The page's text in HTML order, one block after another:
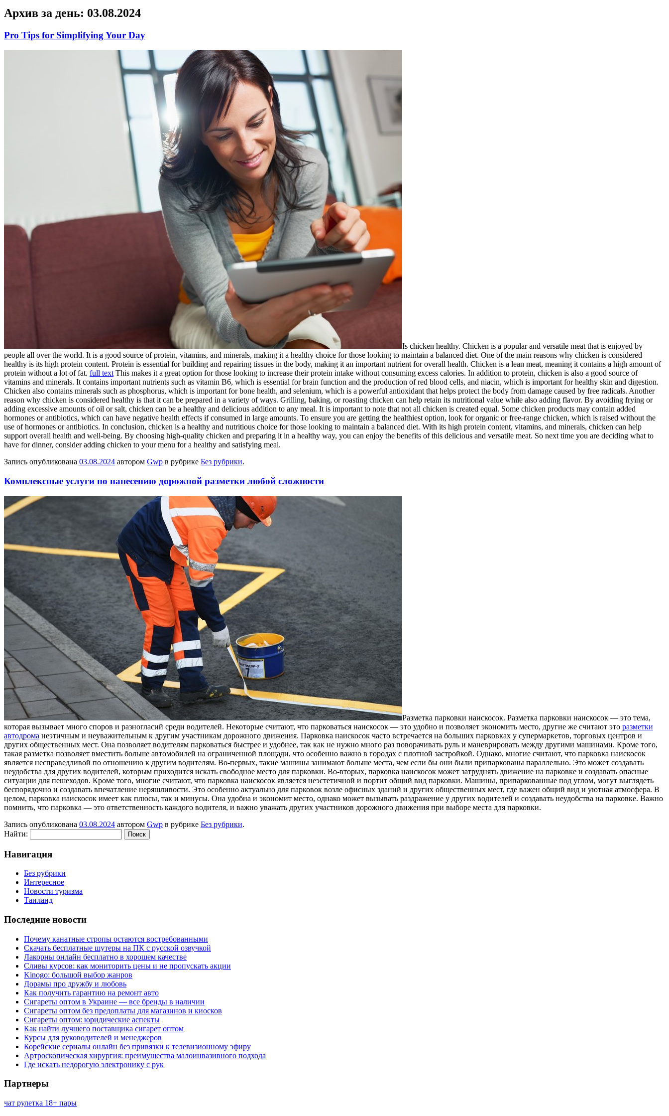
Архив за день: 03.08.2024
Pro Tips for Simplifying Your Day
Is chicken healthy. Chicken is a popular and versatile meat that is enjoyed by
people all over the world. It is a good source of protein, vitamins, and minerals, making it a healthy choice for those looking to maintain a balanced diet. One of the main reasons why chicken is considered
healthy is its high protein content. Protein is essential for building and repairing tissues in the body, making it an important nutrient for overall health. Chicken is a lean meat, meaning it contains a high amount of
protein without a lot of fat. full textThis makes it a great option for those looking to increase their protein intake without consuming excess calories. In addition to protein, chicken is also a good source of
vitamins and minerals. It contains important nutrients such as vitamin B6, which is essential for brain function and the production of red blood cells, and niacin, which is important for healthy skin and digestion.
Chicken also contains minerals such as phosphorus, which is important for bone health, and selenium, which is a powerful antioxidant that helps protect the body from damage caused by free radicals. Another
reason why chicken is considered healthy is that it can be prepared in a variety of ways. Grilling, baking, or roasting chicken can help retain its nutritional value while also adding flavor. By avoiding frying or
adding excessive amounts of oil or salt, chicken can be a healthy and delicious addition to any meal. It is important to note that not all chicken is created equal. Some chicken products may contain added
hormones or antibiotics, which can have negative health effects if consumed in large amounts. To ensure you are getting the healthiest option, look for organic or free-range chicken, which is raised without the
use of hormones or antibiotics. In conclusion, chicken is a healthy and nutritious choice for those looking to maintain a balanced diet. With its high protein content, vitamins, and minerals, chicken can help
support overall health and well-being. By choosing high-quality chicken and preparing it in a healthy way, you can enjoy the benefits of this delicious and versatile meat. So next time you are deciding what to
have for dinner, consider adding chicken to your menu for a healthy and satisfying meal.
Запись опубликована 03.08.2024 автором Gwp в рубрике Без рубрики.
Комплексные услуги по нанесению дорожной разметки любой сложности
Разметка парковки наискосок. Разметка парковки наискосок — это тема,
которая вызывает много споров и разногласий среди водителей. Некоторые считают, что парковаться наискосок — это удобно и позволяет экономить место, другие же считают это разметки
автодрома неэтичным и неуважительным к другим участникам дорожного движения. Парковка наискосок часто встречается на больших парковках у супермаркетов, торговых центров и
других общественных мест. Она позволяет водителям парковаться быстрее и удобнее, так как не нужно много раз поворачивать руль и маневрировать между другими машинами. Кроме того,
такая разметка позволяет вместить больше автомобилей на ограниченной площади, что особенно важно в городах с плотной застройкой. Однако, многие считают, что парковка наискосок
является несправедливой по отношению к другим водителям. Во-первых, такие машины занимают больше места, чем если бы они были припаркованы параллельно. Это может создавать
неудобства для других водителей, которым приходится искать свободное место для парковки. Во-вторых, парковка наискосок может затруднять движение на парковке и создавать опасные
ситуации для пешеходов. Кроме того, многие считают, что парковка наискосок является неэстетичной и портит общий вид парковки. Машины, припаркованные под углом, могут выглядеть
беспорядочно и создавать впечатление неряшливости. Это особенно актуально для парковок возле офисных зданий и других общественных мест, где важен общий вид и уютная атмосфера. В
целом, парковка наискосок имеет как плюсы, так и минусы. Она удобна и экономит место, однако может вызывать раздражение у других водителей и создавать неудобства на парковке. Важно
помнить, что парковка — это ответственность каждого водителя, и важно уважать других участников дорожного движения при выборе места для парковки.
Запись опубликована 03.08.2024 автором Gwp в рубрике Без рубрики.
Найти:
Навигация
Без рубрики
Интересное
Новости туризма
Таиланд
Последние новости
Почему канатные стропы остаются востребованными
Скачать бесплатные шутеры на ПК с русской озвучкой
Лакорны онлайн бесплатно в хорошем качестве
Сливы курсов: как мониторить цены и не пропускать акции
Kinogo: большой выбор жанров
Дорамы про дружбу и любовь
Как получить гарантию на ремонт авто
Сигареты оптом в Украине — все бренды в наличии
Сигареты оптом без предоплаты для магазинов и киосков
Сигареты оптом: юридические аспекты
Как найти лучшего поставщика сигарет оптом
Курсы для руководителей и менеджеров
Корейские сериалы онлайн без привязки к телевизионному эфиру
Артроскопическая хирургия: преимущества малоинвазивного подхода
Где искать недорогую электронику с рук
Партнеры
чат рулетка 18+ пары